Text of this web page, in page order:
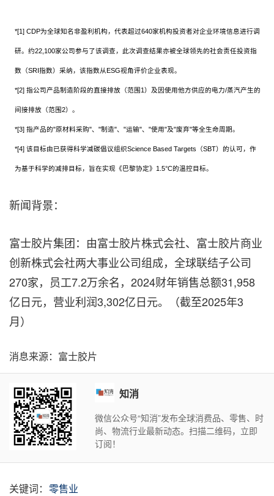
*[1] CDP为全球知名非盈利机构，代表超过640家机构投资者对企业环境信息进行调
研。约22,100家公司参与了该调查，此次调查结果亦被全球领先的社会责任投资指
数（SRI指数）采纳，该指数从ESG视角评价企业表现。
*[2] 指公司产品制造阶段的直接排放（范围1）及因使用他方供应的电力/蒸汽产生的
间接排放（范围2）。
*[3] 指产品的"原材料采购"、"制造"、"运输"、"使用"及"废弃"等全生命周期。
*[4] 该目标由已获得科学减碳倡议组织Science Based Targets（SBT）的认可，作
为基于科学的减排目标，旨在实现《巴黎协定》1.5°C的温控目标。
新闻背景：
富士胶片集团：由富士胶片株式会社、富士胶片商业
创新株式会社两大事业公司组成，全球联结子公司
270家，员工7.2万余名，2024财年销售总额31,958
亿日元，营业利润3,302亿日元。（截至2025年3
月）
消息来源：富士胶片
知消
微信公众号“知消”发布全球消费品、零售、时
尚、物流行业最新动态。扫描二维码，立即
订阅！
关键词： 零售业